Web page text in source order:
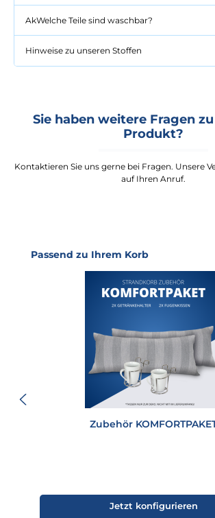
AkWelche Teile sind waschbar?
Hinweise zu unseren Stoffen
Sie haben weitere Fragen
Produkt?
Kontaktieren Sie uns gerne bei Fragen. Unsere
auf Ihren Anruf.
Produktgalerie überspringen
Passend zu Ihrem Korb
Zubehör
Jetzt konfigurieren